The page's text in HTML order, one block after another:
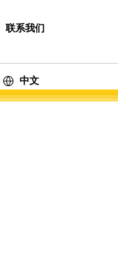
联系我们
中文